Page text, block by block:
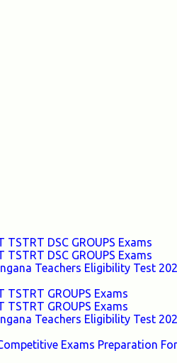
DSC GROUPS Exams
DSC GROUPS Exams
Teachers Eligibility Test
TSTRT GROUPS Exams
TSTRT GROUPS Exams
Teachers Eligibility Test
Exams Preparation